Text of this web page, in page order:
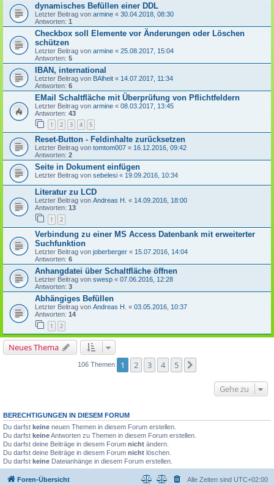
dynamisches Befüllen einer DDL
Letzter Beitrag von armine « 30.04.2018, 08:30
Antworten: 1
Checkbox soll Elemente vor Änderungen oder Löschen
schützen
Letzter Beitrag von armine « 25.08.2017, 15:04
Antworten: 5
IBAN, international
Letzter Beitrag von BAlheit « 14.07.2017, 11:34
Antworten: 6
EMail Schaltfläche mit Überprüfung von Pflichtfeldern
Letzter Beitrag von armine « 08.03.2017, 13:45
Antworten: 43
1 2 3 4 5
Reset-Button - Feldinhalte zurücksetzen
Letzter Beitrag von tomtom007 « 16.12.2016, 09:42
Antworten: 2
Seite in Dokument einfügen
Letzter Beitrag von sebelesi « 19.09.2016, 10:34
Literatur zu LCD
Letzter Beitrag von Andreas H. « 14.09.2016, 18:00
Antworten: 13
1 2
Verbindung zu einer MS Access Datenbank mit erweiterter
Suchfunktion
Letzter Beitrag von joberberger « 15.07.2016, 14:04
Antworten: 6
Anhangdatei über Schaltfläche öffnen
Letzter Beitrag von swesp « 07.06.2016, 12:28
Antworten: 3
Abhängiges Befüllen
Letzter Beitrag von Andreas H. « 03.05.2016, 10:37
Antworten: 14
1 2
Neues Thema
106 Themen 1 2 3 4 5
Gehe zu
BERECHTIGUNGEN IN DIESEM FORUM
Du darfst keine neuen Themen in diesem Forum erstellen.
Du darfst keineAntworten zu Themen in diesem Forum erstellen.
Du darfst deine Beiträge in diesem Forum nicht ändern.
Du darfst deine Beiträge in diesem Forum nicht löschen.
Du darfst keine Dateianhänge in diesem Forum erstellen.
Foren-Übersicht Alle Zeiten sind UTC+02:00